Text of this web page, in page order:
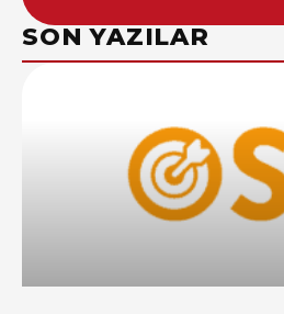
SON YAZILAR